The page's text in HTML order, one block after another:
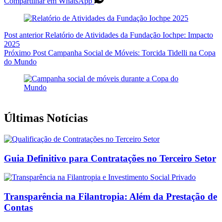
Post anteriorRelatório de Atividades da Fundação Iochpe: Impacto
2025
Próximo Post Campanha Social de Móveis: Torcida Tidelli na Copa
do Mundo
Últimas Notícias
Guia Definitivo para Contratações no Terceiro Setor
Transparência na Filantropia: Além da Prestação de
Contas